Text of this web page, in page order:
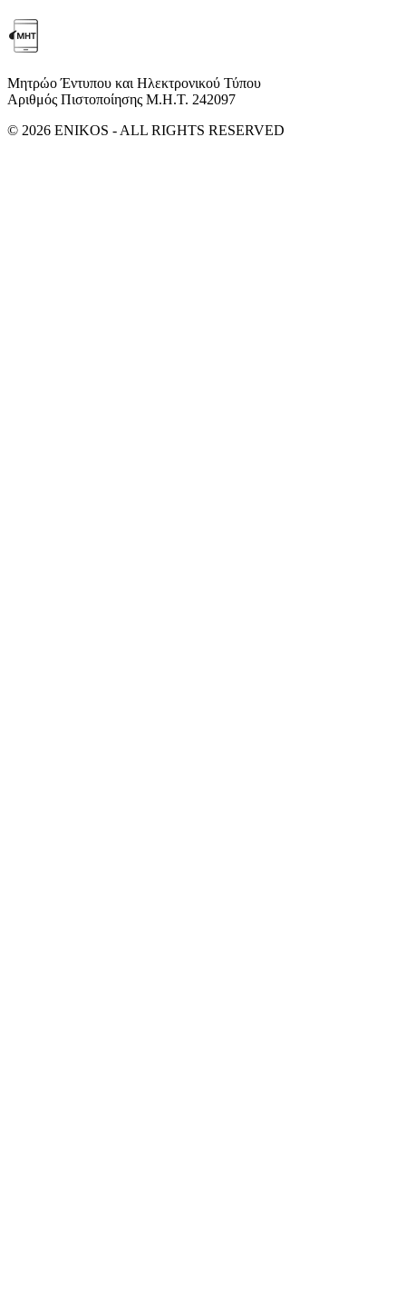
Μητρώο Έντυπου και Ηλεκτρονικού Τύπου
Αριθμός Πιστοποίησης Μ.Η.Τ. 242097
© 2026 ENIKOS - ALL RIGHTS RESERVED